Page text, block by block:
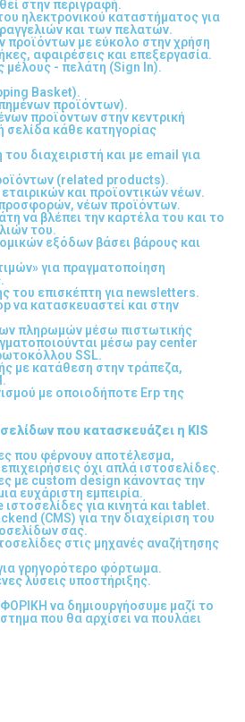
στην περιγραφή.
ηλεκτρονικού καταστήματος για
και των πελατών.
προϊόντων με εύκολο στην χρήση
αφαιρέσεις και επεξεργασία.
μέλους - πελάτη (Sign In).
Basket).
προϊόντων).
προϊόντων στην κεντρική
σελίδα κάθε κατηγορίας
διαχειριστή και με email για
(related products).
και προϊοντικών νέων.
νέων προϊόντων.
να βλέπει την καρτέλα του και το
του.
εξόδων βάσει βάρους και
για πραγματοποίηση
του επισκέπτη για newsletters.
να κατασκευαστεί και στην
πληρωμών μέσω πιστωτικής
μέσω pay center
SSL.
με κατάθεση στην τράπεζα,
με οποιοδήποτε Erp της
που κατασκευάζει η KIS
που φέρνουν αποτέλεσμα,
όχι απλά ιστοσελίδες.
με custom design κάνοντας την
ευχάριστη εμπειρία.
για κινητά και tablet.
(CMS) για την διαχείριση του
σας.
στις μηχανές αναζήτησης
γρηγορότερο φόρτωμα.
λύσεις υποστήριξης.
να δημιουργήοσυμε μαζί το
που θα αρχίσει να πουλάει